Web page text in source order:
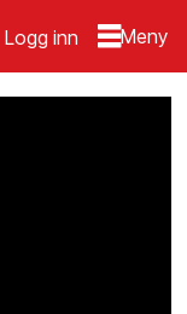
Logg inn